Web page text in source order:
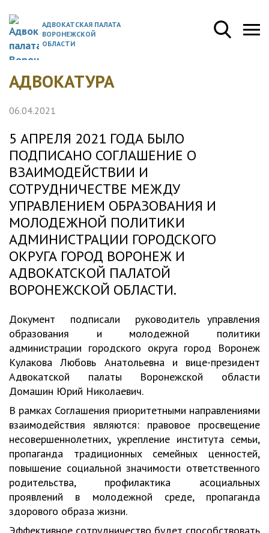
АДВОКАТСКАЯ ПАЛАТА
ВОРОНЕЖСКОЙ
ОБЛАСТИ
АДВОКАТУРА
06.04.2021
5 АПРЕЛЯ 2021 ГОДА БЫЛО
ПОДПИСАНО СОГЛАШЕНИЕ О
ВЗАИМОДЕЙСТВИИ И
СОТРУДНИЧЕСТВЕ МЕЖДУ
УПРАВЛЕНИЕМ ОБРАЗОВАНИЯ И
МОЛОДЕЖНОЙ ПОЛИТИКИ
АДМИНИСТРАЦИИ ГОРОДСКОГО
ОКРУГА ГОРОД ВОРОНЕЖ И
АДВОКАТСКОЙ ПАЛАТОЙ
ВОРОНЕЖСКОЙ ОБЛАСТИ.
Документ подписали руководитель управления
образования и молодежной политики
администрации городского округа город Воронеж
Кулакова Любовь Анатольевна и вице-президент
Адвокатской палаты Воронежской области
Домашин Юрий Николаевич.
В рамках Соглашения приоритетными направлениями
взаимодействия являются: правовое просвещение
несовершеннолетних, укрепление института семьи,
пропаганда традиционных семейных ценностей,
повышение социальной значимости ответственного
родительства, профилактика асоциальных
проявлений в молодежной среде, пропаганда
здорового образа жизни.